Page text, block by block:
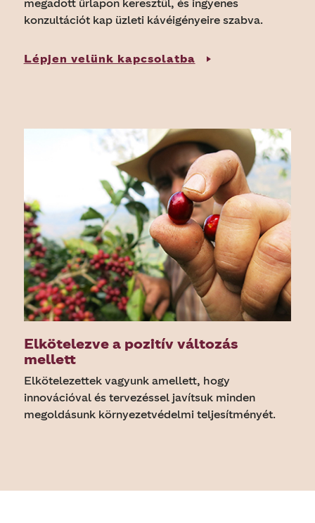
megadott űrlapon keresztül, és ingyenes
konzultációt kap üzleti kávéigényeire szabva.
Lépjen velünk kapcsolatba
Elkötelezve a pozitív változás
mellett
Elkötelezettek vagyunk amellett, hogy
innovációval és tervezéssel javítsuk minden
megoldásunk környezetvédelmi teljesítményét.